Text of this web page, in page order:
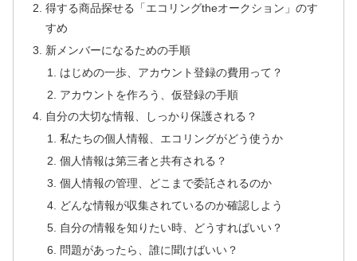
得する商品探せる「エコリングtheオークション」のす
すめ
新メンバーになるための手順
はじめの一歩、アカウント登録の費用って？
アカウントを作ろう、仮登録の手順
自分の大切な情報、しっかり保護される？
私たちの個人情報、エコリングがどう使うか
個人情報は第三者と共有される？
個人情報の管理、どこまで委託されるのか
どんな情報が収集されているのか確認しよう
自分の情報を知りたい時、どうすればいい？
問題があったら、誰に聞けばいい？